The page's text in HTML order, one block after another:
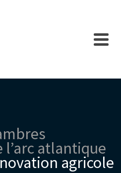
l’arc atlantique
agricole